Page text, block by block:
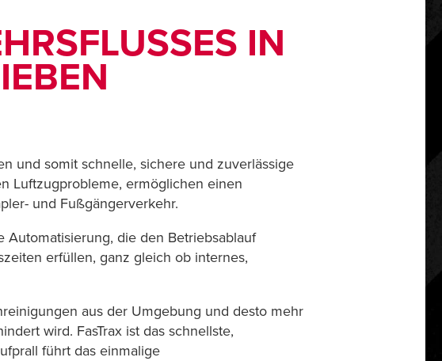
IN
und somit schnelle, sichere und zuverlässige
Luftzugprobleme, ermöglichen einen
und Fußgängerverkehr.
die den Betriebsablauf
erfüllen, ganz gleich ob internes,
aus der Umgebung und desto mehr
wird. FasTrax ist das schnellste,
führt das einmalige